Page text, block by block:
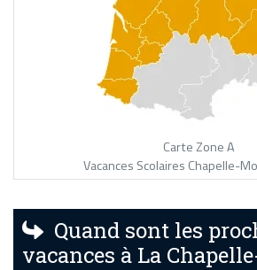
Carte Zone A
Vacances Scolaires Chapelle-
Quand sont les
vacances à La